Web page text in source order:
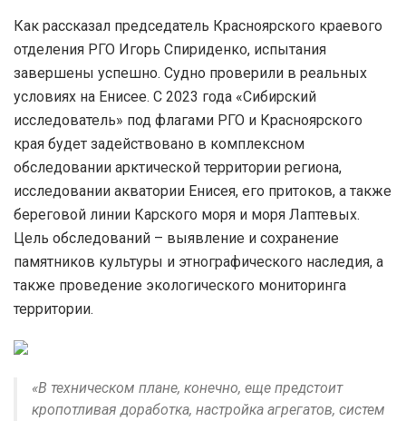
Как рассказал председатель Красноярского краевого
отделения РГО Игорь Спириденко, испытания
завершены успешно. Судно проверили в реальных
условиях на Енисее. С 2023 года «Сибирский
исследователь» под флагами РГО и Красноярского
края будет задействовано в комплексном
обследовании арктической территории региона,
исследовании акватории Енисея, его притоков, а также
береговой линии Карского моря и моря Лаптевых.
Цель обследований – выявление и сохранение
памятников культуры и этнографического наследия, а
также проведение экологического мониторинга
территории.
«В техническом плане, конечно, еще предстоит
кропотливая доработка, настройка агрегатов, систем